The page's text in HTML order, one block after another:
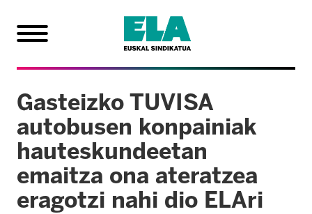
Gasteizko TUVISA
autobusen konpainiak
hauteskundeetan
emaitza ona ateratzea
eragotzi nahi dio ELAri